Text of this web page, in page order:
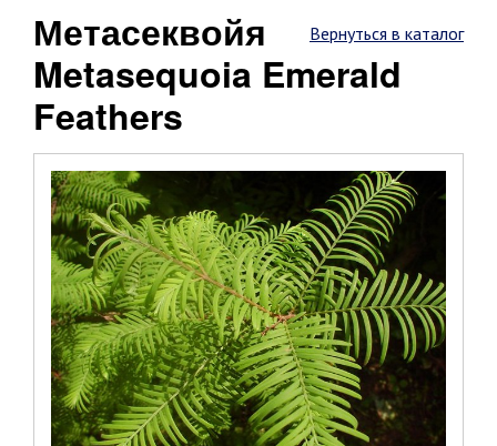
Вернуться в каталог
Метасеквойя
Metasequoia Emerald
Feathers